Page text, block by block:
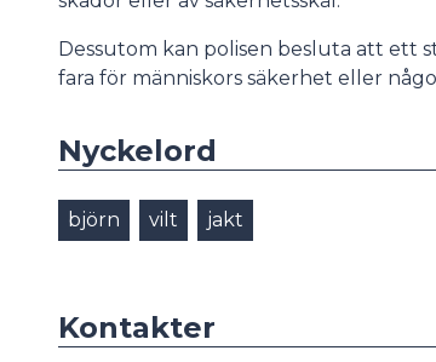
Dessutom kan polisen besluta att ett
fara för människors säkerhet eller
Nyckelord
björn vilt jakt
Kontakter